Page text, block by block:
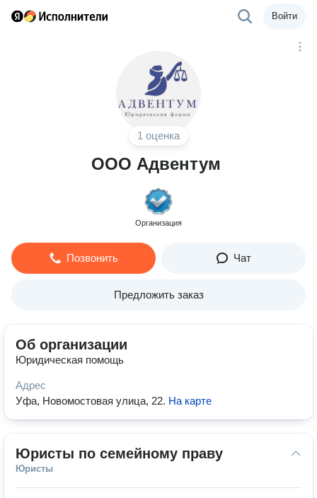
Войти
1 оценка
ООО Адвентум
Организация
Позвонить Чат
Предложить заказ
Об организации
Юридическая помощь
Адрес
Уфа, Новомостовая улица, 22. На карте
Юристы по семейному праву
Юристы